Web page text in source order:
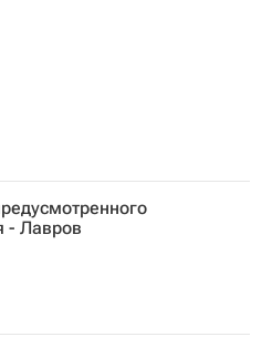
- Лавров